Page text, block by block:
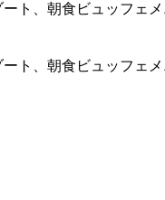
ト、朝食ビュッフェ
ト、朝食ビュッフェ